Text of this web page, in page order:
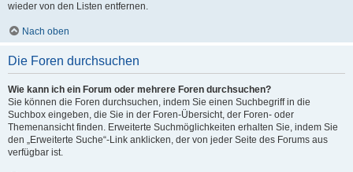
wieder von den Listen entfernen.
Nach oben
Die Foren durchsuchen
Wie kann ich ein Forum oder mehrere Foren durchsuchen?
Sie können die Foren durchsuchen, indem Sie einen Suchbegriff in die
Suchbox eingeben, die Sie in der Foren-Übersicht, der Foren- oder
Themenansicht finden. Erweiterte Suchmöglichkeiten erhalten Sie, indem Sie
den „Erweiterte Suche“-Link anklicken, der von jeder Seite des Forums aus
verfügbar ist.